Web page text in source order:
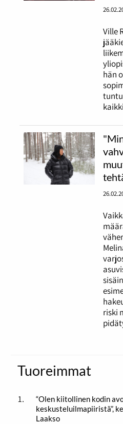
Ville
hän
riski
Tuoreimmat
“Olen kiitollinen kodin
keskusteluilmapiiristä”,
Laakso